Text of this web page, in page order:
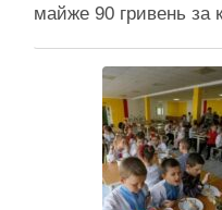
майже 90 гривень за
розрахунки
централізованого
водовідведення для
63,79 гривні …
Читати далі